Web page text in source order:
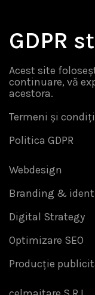
GDPR
Acest site
continuare, vă
acestora.
Termeni și
Politica GDPR
Webdesign
Branding &
Digital Strategy
Optimizare SEO
Producție